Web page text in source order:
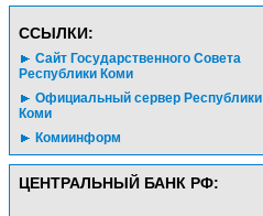
CСЫЛКИ:
Сайт Государственного Совета
Республики Коми
Официальный сервер Республики
Коми
Комиинформ
ЦЕНТРАЛЬНЫЙ БАНК РФ: